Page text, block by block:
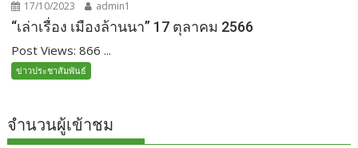
17/10/2023 admin1
“เล่าเรื่อง เมืองล้านนา” 17 ตุลาคม 2566
Post Views: 866 ...
ข่าวประชาสัมพันธ์
จำนวนผู้เข้าชม